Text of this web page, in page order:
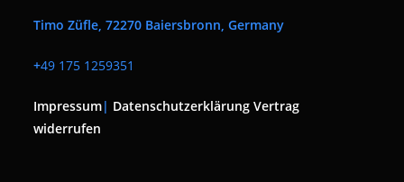
Timo Züfle, 72270 Baiersbronn, Germany
+49 175 1259351
Impressum| Datenschutzerklärung Vertrag
widerrufen